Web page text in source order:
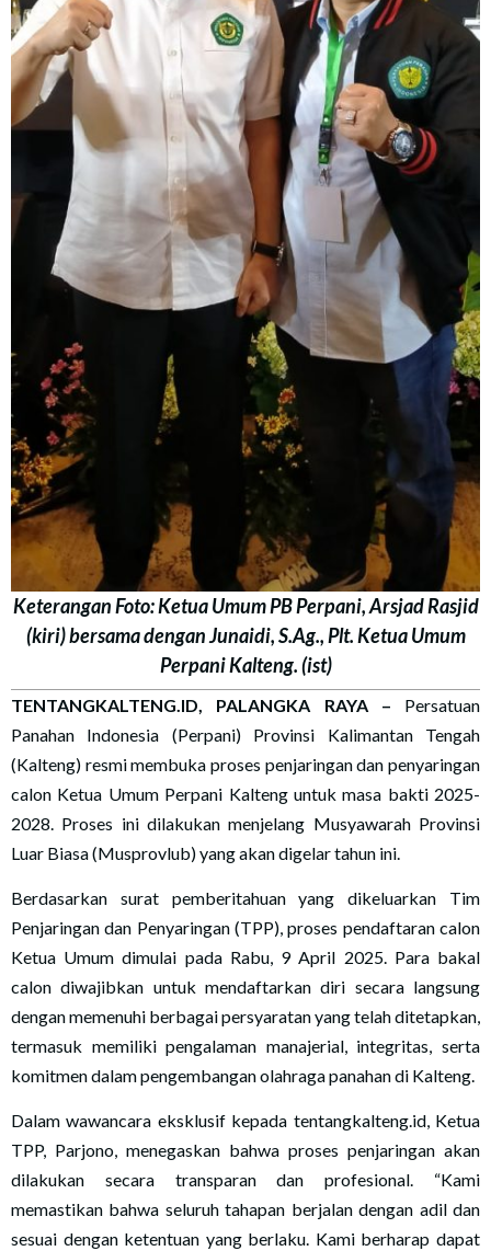
Keterangan Foto: Ketua Umum PB Perpani, Arsjad Rasjid
(kiri) bersama dengan Junaidi, S.Ag., Plt. Ketua Umum
Perpani Kalteng. (ist)
TENTANGKALTENG.ID, PALANGKA RAYA – Persatuan
Panahan Indonesia (Perpani) Provinsi Kalimantan Tengah
(Kalteng) resmi membuka proses penjaringan dan penyaringan
calon Ketua Umum Perpani Kalteng untuk masa bakti 2025-
2028. Proses ini dilakukan menjelang Musyawarah Provinsi
Luar Biasa (Musprovlub) yang akan digelar tahun ini.
Berdasarkan surat pemberitahuan yang dikeluarkan Tim
Penjaringan dan Penyaringan (TPP), proses pendaftaran calon
Ketua Umum dimulai pada Rabu, 9 April 2025. Para bakal
calon diwajibkan untuk mendaftarkan diri secara langsung
dengan memenuhi berbagai persyaratan yang telah ditetapkan,
termasuk memiliki pengalaman manajerial, integritas, serta
komitmen dalam pengembangan olahraga panahan di Kalteng.
Dalam wawancara eksklusif kepada tentangkalteng.id, Ketua
TPP, Parjono, menegaskan bahwa proses penjaringan akan
dilakukan secara transparan dan profesional. “Kami
memastikan bahwa seluruh tahapan berjalan dengan adil dan
sesuai dengan ketentuan yang berlaku. Kami berharap dapat